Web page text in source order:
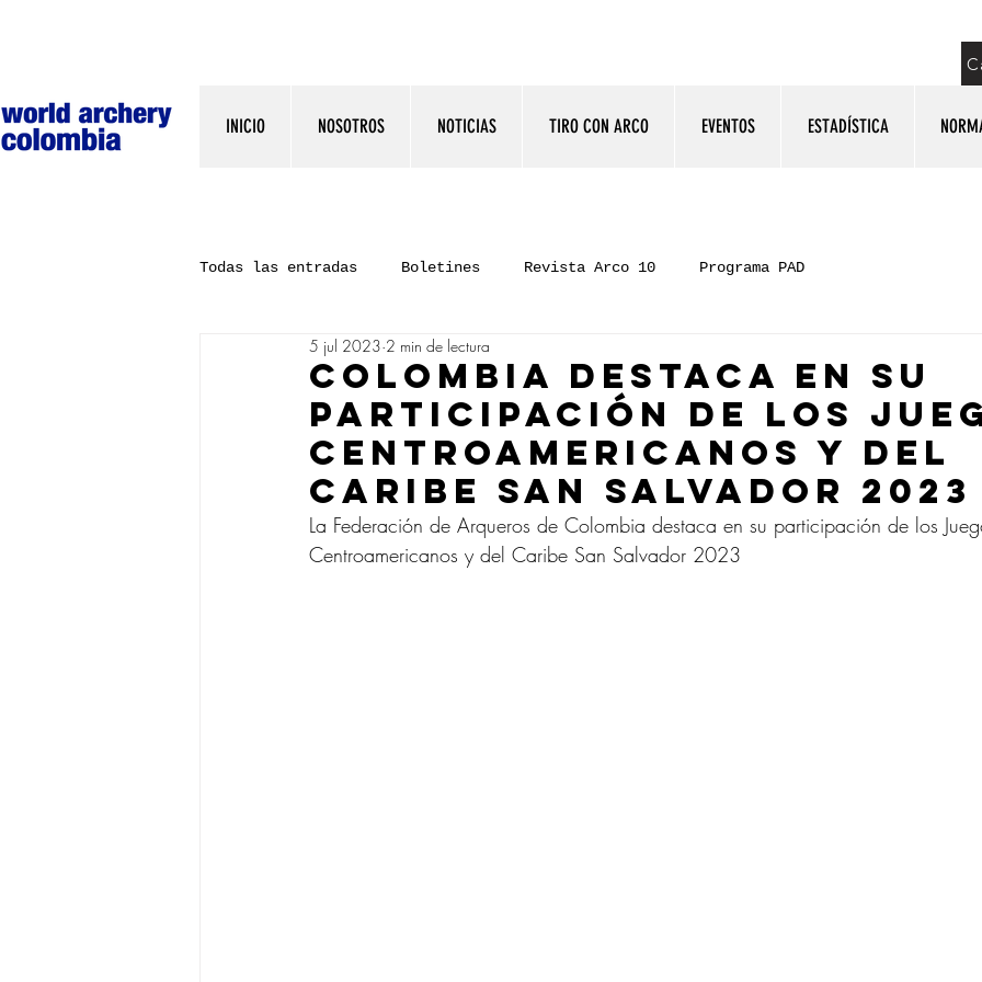
INICIO NOSOTROS NOTICIAS TIRO CON ARCO EVENTOS ESTADÍSTICA
Todas las entradas Boletines Revista Arco 10 Programa PAD
Colombia destaca en su
participación de los
Centroamericanos y del
Caribe San Salvador 2023
5 jul 2023 2 min de lectura
La Federación de Arqueros de Colombia destaca en su participación de los
Centroamericanos y del Caribe San Salvador 2023